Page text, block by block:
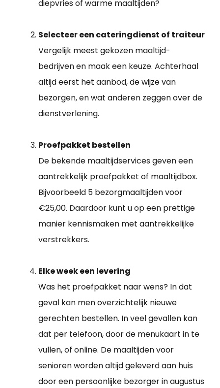
diepvries of warme maaltijden?
Selecteer een cateringdienst of traiteur
Vergelijk meest gekozen maaltijd-
bedrijven en maak een keuze. Achterhaal
altijd eerst het aanbod, de wijze van
bezorgen, en wat anderen zeggen over de
dienstverlening.
Proefpakket bestellen
De bekende maaltijdservices geven een
aantrekkelijk proefpakket of maaltijdbox.
Bijvoorbeeld 5 bezorgmaaltijden voor
€25,00. Daardoor kunt u op een prettige
manier kennismaken met aantrekkelijke
verstrekkers.
Elke week een levering
Was het proefpakket naar wens? In dat
geval kan men overzichtelijk nieuwe
gerechten bestellen. In veel gevallen kan
dat per telefoon, door de menukaart in te
vullen, of online. De maaltijden voor
senioren worden altijd geleverd aan huis
door een persoonlijke bezorger in augustus